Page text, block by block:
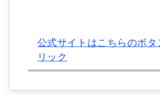
公式サイトはこちらのボタ
リック